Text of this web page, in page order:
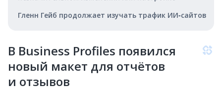
Гленн Гейб продолжает изучать трафик ИИ‑сайтов
В Business Profiles появился
новый макет для отчётов
и отзывов